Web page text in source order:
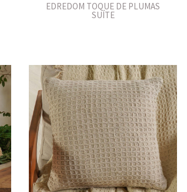
EDREDOM TOQUE DE PLUMAS
SUÍTE